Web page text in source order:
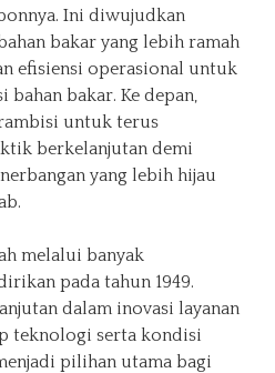
Ini diwujudkan
bakar yang lebih ramah
efisiensi operasional untuk
bakar. Ke depan,
untuk terus
berkelanjutan demi
yang lebih hijau
melalui banyak
pada tahun 1949.
dalam inovasi layanan
teknologi serta kondisi
pilihan utama bagi